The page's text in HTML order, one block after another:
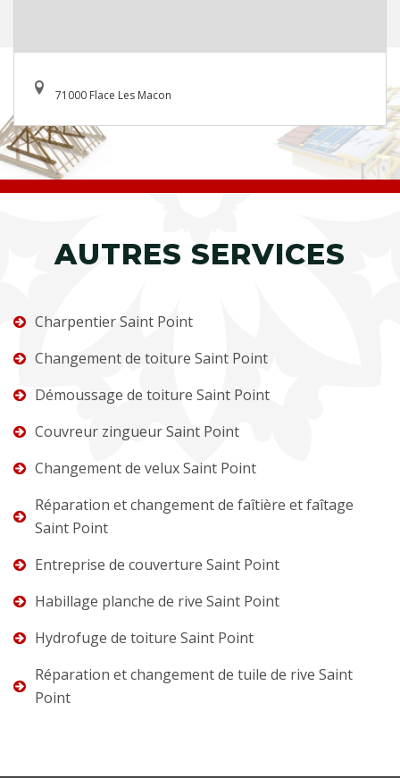
71000 Flace Les Macon
AUTRES SERVICES
Charpentier Saint Point
Changement de toiture Saint Point
Démoussage de toiture Saint Point
Couvreur zingueur Saint Point
Changement de velux Saint Point
Réparation et changement de faîtière et faîtage
Saint Point
Entreprise de couverture Saint Point
Habillage planche de rive Saint Point
Hydrofuge de toiture Saint Point
Réparation et changement de tuile de rive Saint
Point